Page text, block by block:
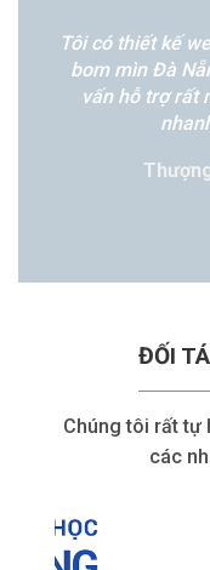
Tôi có thiết kế
bom mìn Đà
vấn hỗ trợ rất
ĐỐI
Chúng tôi rất tự
các